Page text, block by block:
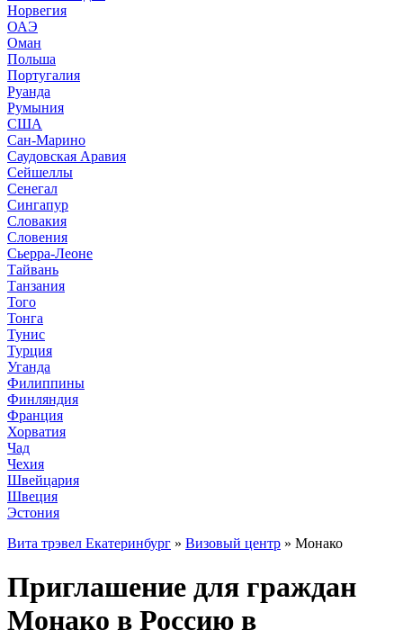
Норвегия
ОАЭ
Оман
Польша
Португалия
Руанда
Румыния
США
Сан-Марино
Саудовская Аравия
Сейшеллы
Сенегал
Сингапур
Словакия
Словения
Сьерра-Леоне
Тайвань
Танзания
Того
Тонга
Тунис
Турция
Уганда
Филиппины
Финляндия
Франция
Хорватия
Чад
Чехия
Швейцария
Швеция
Эстония
Вита трэвел Екатеринбург » Визовый центр » Монако
Приглашение для граждан
Монако в Россию в